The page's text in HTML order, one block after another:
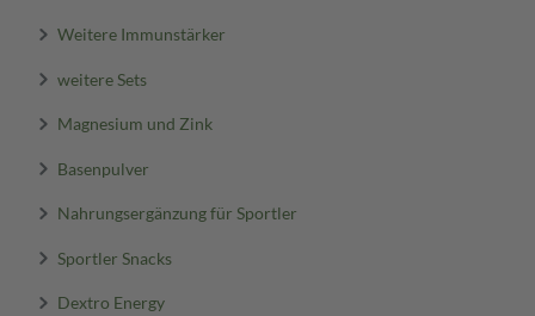
Weitere Immunstärker
weitere Sets
Magnesium und Zink
Basenpulver
Nahrungsergänzung für Sportler
Sportler Snacks
Dextro Energy